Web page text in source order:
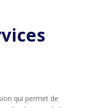
qui permet de